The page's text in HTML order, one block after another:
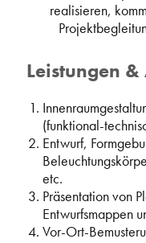
realisieren,
Leistungen
(funktional-
Entwurf,
etc.
Präsentation von
Entwurfsmappen
Vor-Ort-